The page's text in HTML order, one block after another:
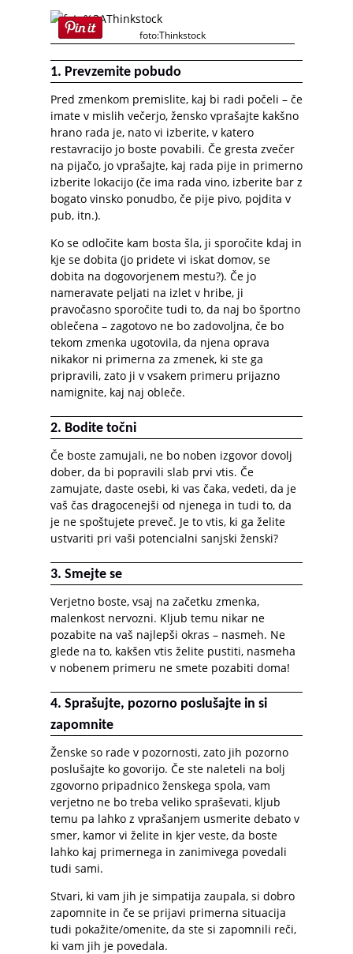
foto:Thinkstock
1. Prevzemite pobudo
Pred zmenkom premislite, kaj bi radi počeli – če
imate v mislih večerjo, žensko vprašajte kakšno
hrano rada je, nato vi izberite, v katero
restavracijo jo boste povabili. Če gresta zvečer
na pijačo, jo vprašajte, kaj rada pije in primerno
izberite lokacijo (če ima rada vino, izberite bar z
bogato vinsko ponudbo, če pije pivo, pojdita v
pub, itn.).
Ko se odločite kam bosta šla, ji sporočite kdaj in
kje se dobita (jo pridete vi iskat domov, se
dobita na dogovorjenem mestu?). Če jo
nameravate peljati na izlet v hribe, ji
pravočasno sporočite tudi to, da naj bo športno
oblečena – zagotovo ne bo zadovoljna, če bo
tekom zmenka ugotovila, da njena oprava
nikakor ni primerna za zmenek, ki ste ga
pripravili, zato ji v vsakem primeru prijazno
namignite, kaj naj obleče.
2. Bodite točni
Če boste zamujali, ne bo noben izgovor dovolj
dober, da bi popravili slab prvi vtis. Če
zamujate, daste osebi, ki vas čaka, vedeti, da je
vaš čas dragocenejši od njenega in tudi to, da
je ne spoštujete preveč. Je to vtis, ki ga želite
ustvariti pri vaši potencialni sanjski ženski?
3. Smejte se
Verjetno boste, vsaj na začetku zmenka,
malenkost nervozni. Kljub temu nikar ne
pozabite na vaš najlepši okras – nasmeh. Ne
glede na to, kakšen vtis želite pustiti, nasmeha
v nobenem primeru ne smete pozabiti doma!
4. Sprašujte, pozorno poslušajte in si
zapomnite
Ženske so rade v pozornosti, zato jih pozorno
poslušajte ko govorijo. Če ste naleteli na bolj
zgovorno pripadnico ženskega spola, vam
verjetno ne bo treba veliko spraševati, kljub
temu pa lahko z vprašanjem usmerite debato v
smer, kamor vi želite in kjer veste, da boste
lahko kaj primernega in zanimivega povedali
tudi sami.
Stvari, ki vam jih je simpatija zaupala, si dobro
zapomnite in če se prijavi primerna situacija
tudi pokažite/omenite, da ste si zapomnili reči,
ki vam jih je povedala.